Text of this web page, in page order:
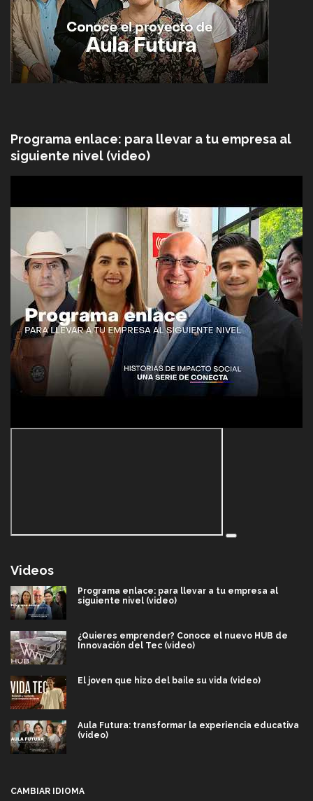
Programa enlace: para llevar a tu empresa al
siguiente nivel (video)
Videos
Programa enlace: para llevar a tu empresa al
siguiente nivel (video)
¿Quieres emprender? Conoce el nuevo HUB de
Innovación del Tec (video)
El joven que hizo del baile su vida (video)
Aula Futura: transformar la experiencia educativa
(video)
CAMBIAR IDIOMA